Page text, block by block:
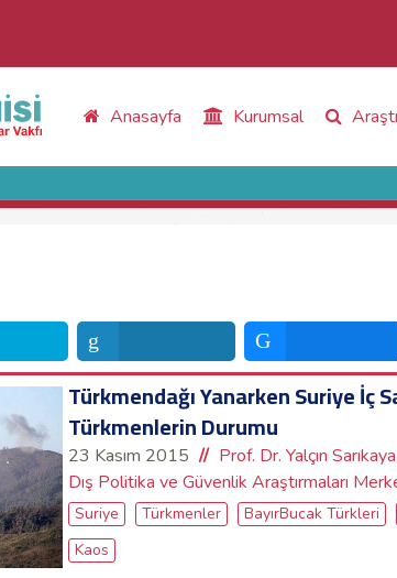
Anasayfa Kurumsal
Türkmendağı Yanarken Suriye İç
Türkmenlerin Durumu
23 Kasım 2015
Prof. Dr. Yalçın Sarıkaya
Dış Politika ve Güvenlik Araştırmaları
Suriye Türkmenler BayırBucak Türkleri
Kaos